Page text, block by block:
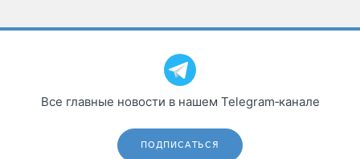
Все главные новости в нашем Telegram‑канале
ПОДПИСАТЬСЯ